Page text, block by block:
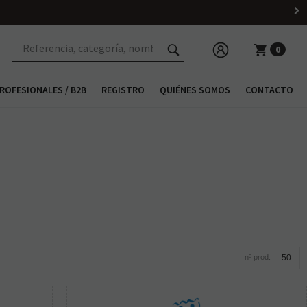
0
/ B2B REGISTRO QUIÉNES SOMOS CONTACTO
nº prod.